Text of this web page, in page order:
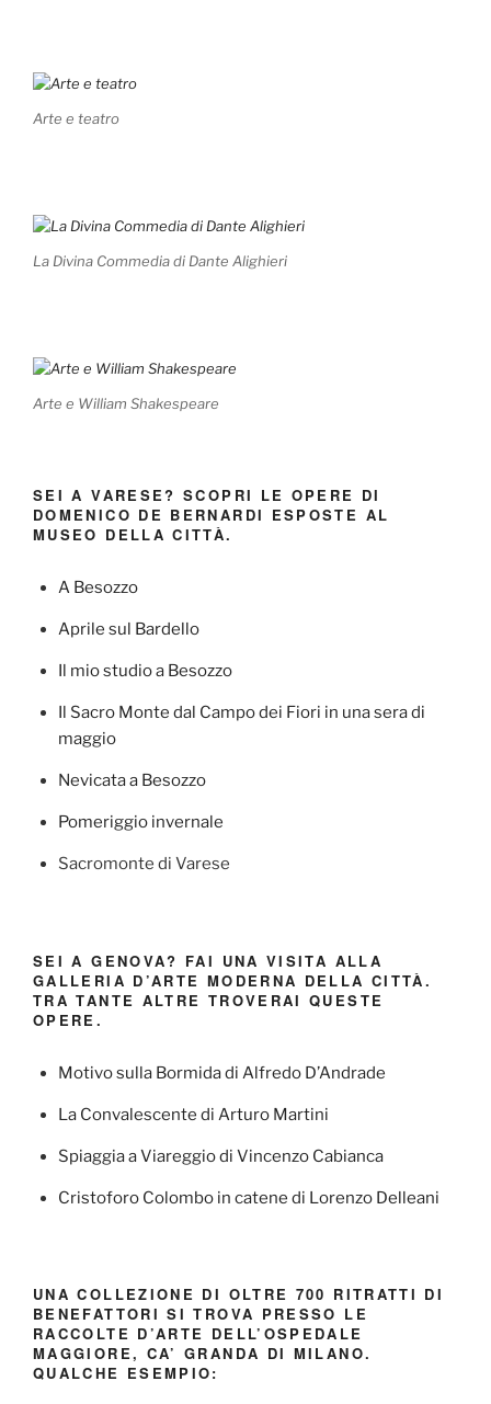
Arte e teatro
La Divina Commedia di Dante Alighieri
Arte e William Shakespeare
SEI A VARESE? SCOPRI LE OPERE DI
DOMENICO DE BERNARDI ESPOSTE AL
MUSEO DELLA CITTÀ.
A Besozzo
Aprile sul Bardello
Il mio studio a Besozzo
Il Sacro Monte dal Campo dei Fiori in una sera di
maggio
Nevicata a Besozzo
Pomeriggio invernale
Sacromonte di Varese
SEI A GENOVA? FAI UNA VISITA ALLA
GALLERIA D’ARTE MODERNA DELLA CITTÀ.
TRA TANTE ALTRE TROVERAI QUESTE
OPERE.
Motivo sulla Bormida di Alfredo D’Andrade
La Convalescente di Arturo Martini
Spiaggia a Viareggio di Vincenzo Cabianca
Cristoforo Colombo in catene di Lorenzo Delleani
UNA COLLEZIONE DI OLTRE 700 RITRATTI DI
BENEFATTORI SI TROVA PRESSO LE
RACCOLTE D’ARTE DELL’OSPEDALE
MAGGIORE, CA’ GRANDA DI MILANO.
QUALCHE ESEMPIO: